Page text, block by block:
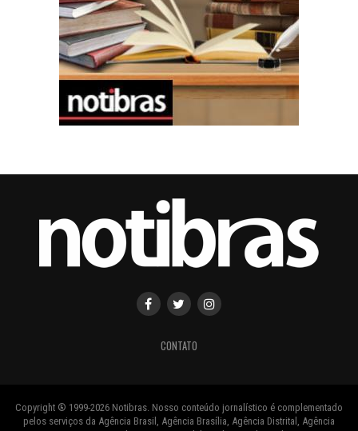
CONTATO
Copyright ® 1999-2026 Notibras. Nosso conteúdo jornalístico é complementado
pelos serviços da Agência Brasil, Agência Brasília, Agência Distrital, Agência